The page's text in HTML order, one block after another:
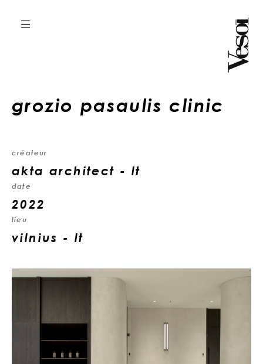
grozio pasaulis clinic
créateur
akta architect - lt
date
2022
lieu
vilnius - lt